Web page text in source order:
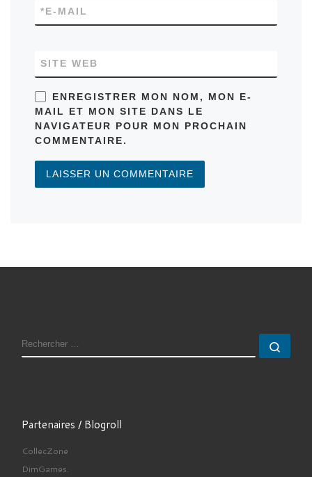
E-MAIL
*
SITE WEB
ENREGISTRER MON NOM, MON E-
MAIL ET MON SITE DANS LE
NAVIGATEUR POUR MON PROCHAIN
COMMENTAIRE.
RECHERCHER
Partenaires / Blogroll
CollecZone
DimGames.